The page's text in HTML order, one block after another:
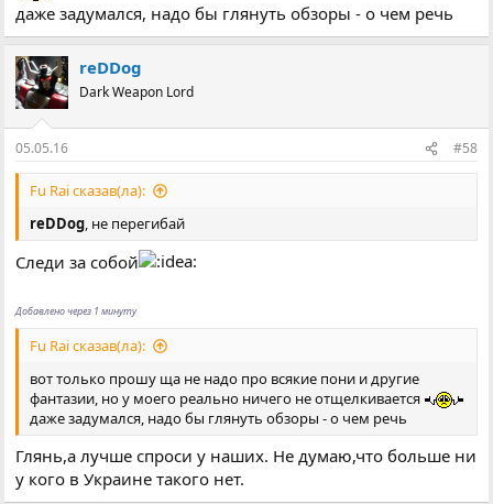
даже задумался, надо бы глянуть обзоры - о чем речь
reDDog
Dark Weapon Lord
05.05.16 #58
Fu Rai сказав(ла):
reDDog, не перегибай
Следи за собой
Добавлено через 1 минуту
Fu Rai сказав(ла):
вот только прошу ща не надо про всякие пони и другие
фантазии, но у моего реально ничего не отщелкивается
даже задумался, надо бы глянуть обзоры - о чем речь
Глянь,а лучше спроси у наших. Не думаю,что больше ни
у кого в Украине такого нет.